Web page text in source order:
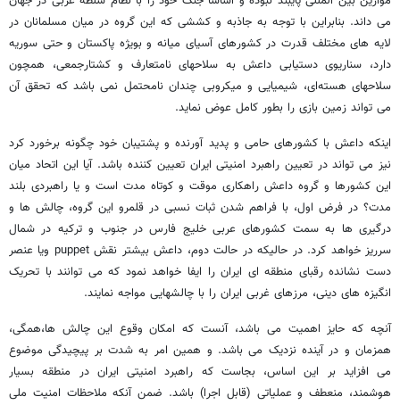
می داند. بنابراین با توجه به جاذبه و کششی که این گروه در میان مسلمانان در
لایه های مختلف قدرت در کشورهای آسیای میانه و بویژه پاکستان و حتی سوریه
دارد، سناریوی دستیابی داعش به سلاحهای نامتعارف و کشتارجمعی، همچون
سلاحهای هسته‌ای، شیمیایی و میکروبی چندان نامحتمل نمی باشد که تحقق آن
می تواند زمین بازی را بطور کامل عوض نماید.
اینکه داعش با کشورهای حامی و پدید آورنده و پشتیبان خود چگونه برخورد کرد
نیز می تواند در ‌تعیین راهبرد امنیتی ایران تعیین کننده باشد. آیا این اتحاد میان
این کشورها و گروه داعش راهکاری موقت و کوتاه مدت است و یا راهبردی بلند
مدت؟ در فرض اول، با فراهم شدن ثبات نسبی در قلمرو این گروه، چالش ها و
درگیری ها به سمت کشورهای عربی خلیج فارس در جنوب و ترکیه در شمال
سرریز خواهد کرد. در حالیکه در حالت دوم، داعش بیشتر نقش puppet ویا عنصر
دست نشانده رقبای منطقه ای ایران را ایفا خواهد نمود که می توانند با تحریک
انگیزه های دینی، مرزهای غربی ایران را با چالشهایی مواجه نمایند.
آنچه که حایز اهمیت می باشد، آنست که امکان وقوع این چالش ها،همگی،
همزمان و در آینده نزدیک می باشد. و همین امر به شدت بر پیچیدگی موضوع
می افزاید بر این اساس، بجاست که راهبرد امنیتی ایران در منطقه بسیار
هوشمند، منعطف و عملیاتی (قابل اجرا) باشد. ضمن آنکه ملاحظات امنیت ملی